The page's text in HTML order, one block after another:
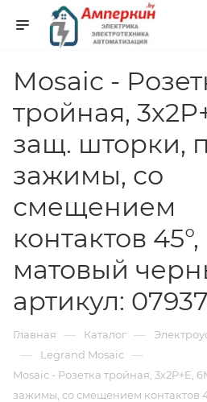
Mosaic -
тройная,
защ. шторки,
зажимы, со
смещением
контактов 45°,
матовый
артикул:
Главная — Каталог —
— Legrand Mosaic —
Mosaic - Розетка тройная, 3х2P+E,
зажимы, со смещением контактов